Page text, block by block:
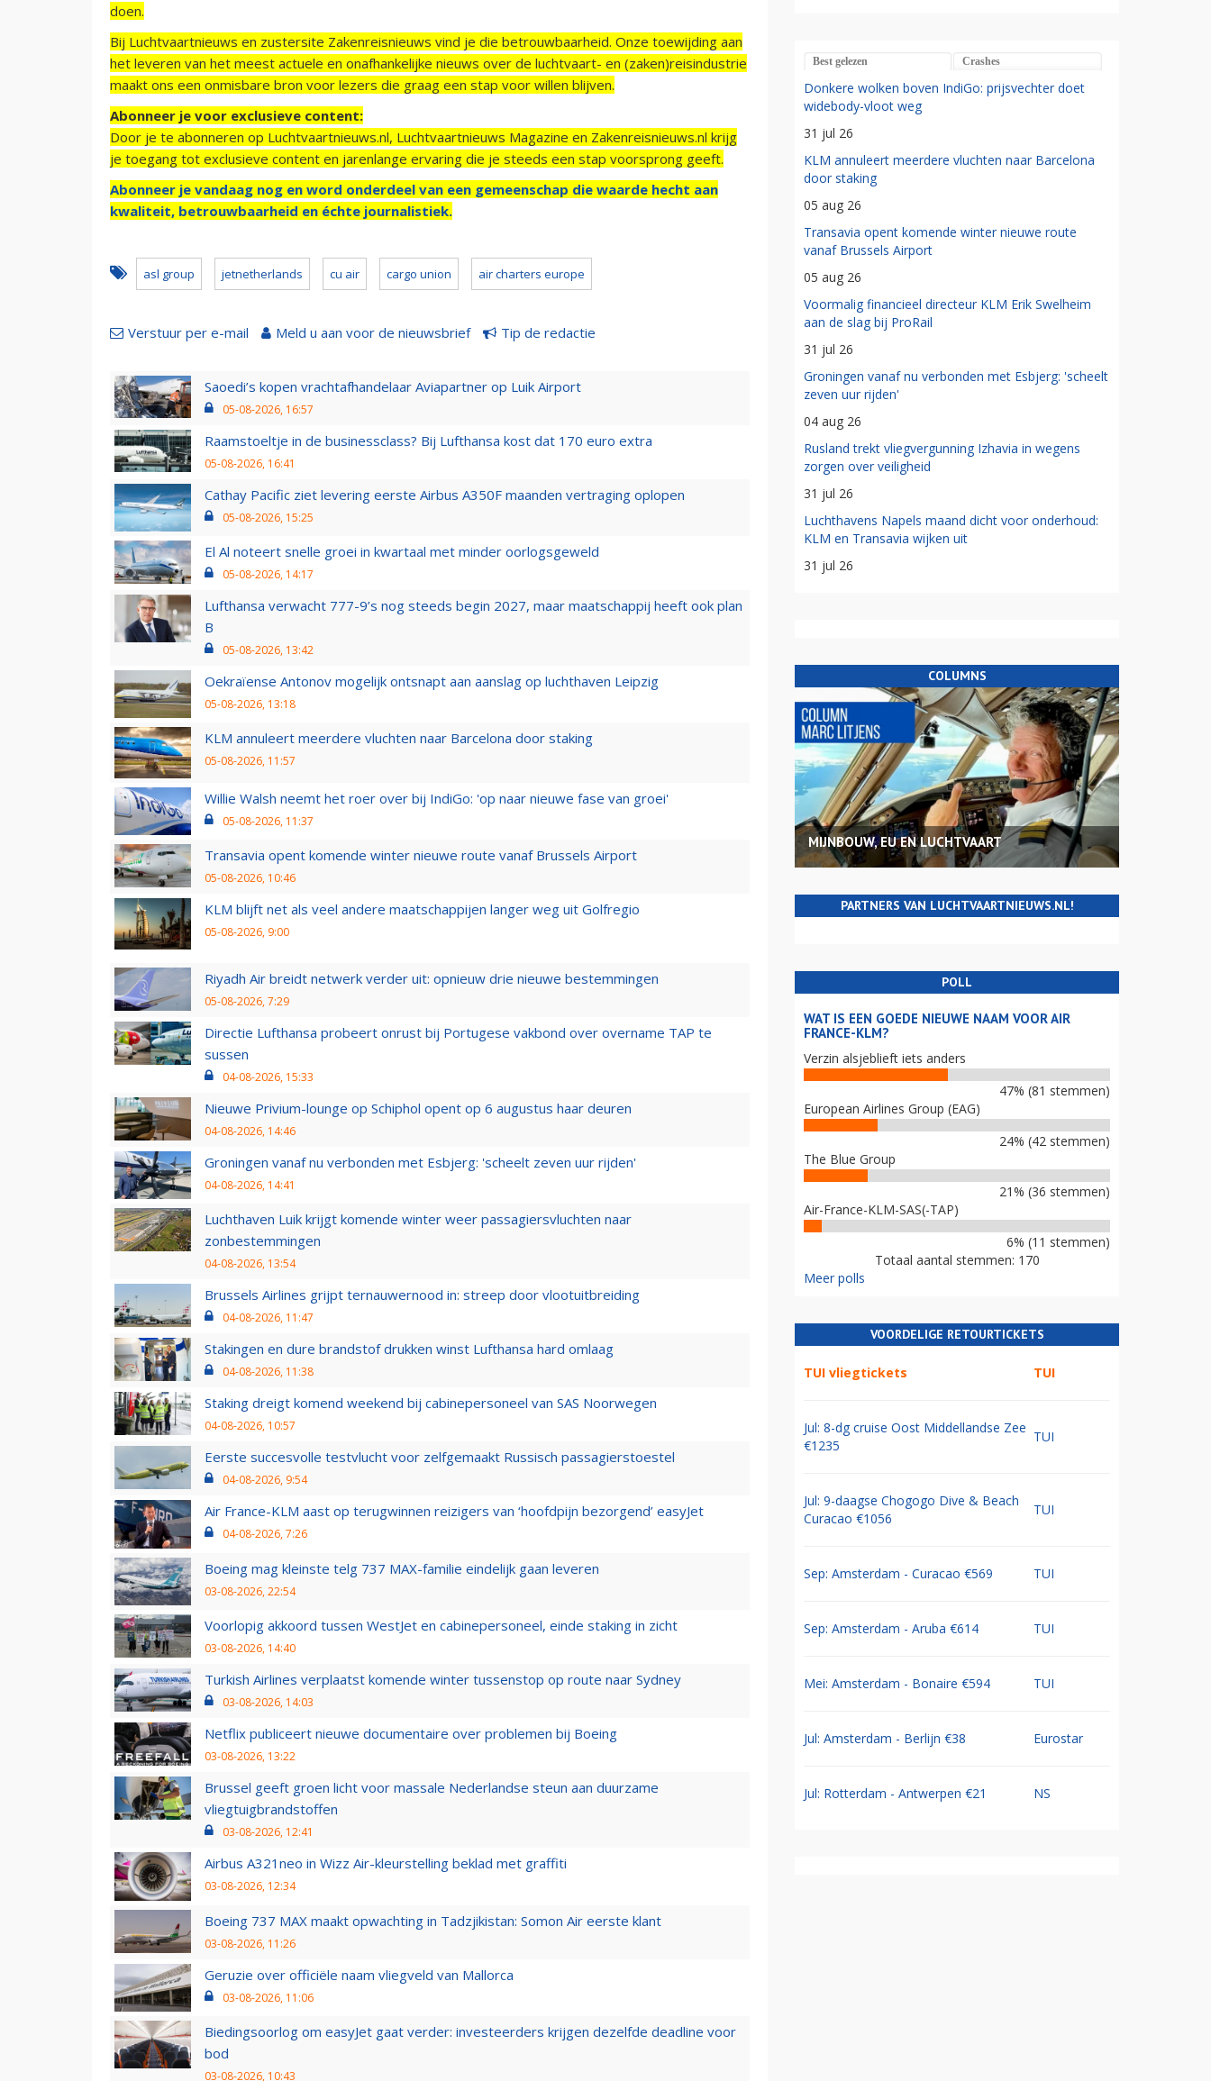
doen.
Bij Luchtvaartnieuws en zustersite Zakenreisnieuws vind je die betrouwbaarheid. Onze toewijding aan
het leveren van het meest actuele en onafhankelijke nieuws over de luchtvaart- en (zaken)reisindustrie
maakt ons een onmisbare bron voor lezers die graag een stap voor willen blijven.
Abonneer je voor exclusieve content:
Door je te abonneren op Luchtvaartnieuws.nl, Luchtvaartnieuws Magazine en Zakenreisnieuws.nl krijg
je toegang tot exclusieve content en jarenlange ervaring die je steeds een stap voorsprong geeft.
Abonneer je vandaag nog en word onderdeel van een gemeenschap die waarde hecht aan
kwaliteit, betrouwbaarheid en échte journalistiek.
asl group jetnetherlands cu air cargo union air charters europe
Verstuur per e-mail Meld u aan voor de nieuwsbrief Tip de redactie
Saoedi’s kopen vrachtafhandelaar Aviapartner op Luik Airport
05-08-2026, 16:57
Raamstoeltje in de businessclass? Bij Lufthansa kost dat 170 euro extra
05-08-2026, 16:41
Cathay Pacific ziet levering eerste Airbus A350F maanden vertraging oplopen
05-08-2026, 15:25
El Al noteert snelle groei in kwartaal met minder oorlogsgeweld
05-08-2026, 14:17
Lufthansa verwacht 777-9’s nog steeds begin 2027, maar maatschappij heeft ook plan
B
05-08-2026, 13:42
Oekraïense Antonov mogelijk ontsnapt aan aanslag op luchthaven Leipzig
05-08-2026, 13:18
KLM annuleert meerdere vluchten naar Barcelona door staking
05-08-2026, 11:57
Willie Walsh neemt het roer over bij IndiGo: 'op naar nieuwe fase van groei'
05-08-2026, 11:37
Transavia opent komende winter nieuwe route vanaf Brussels Airport
05-08-2026, 10:46
KLM blijft net als veel andere maatschappijen langer weg uit Golfregio
05-08-2026, 9:00
Riyadh Air breidt netwerk verder uit: opnieuw drie nieuwe bestemmingen
05-08-2026, 7:29
Directie Lufthansa probeert onrust bij Portugese vakbond over overname TAP te
sussen
04-08-2026, 15:33
Nieuwe Privium-lounge op Schiphol opent op 6 augustus haar deuren
04-08-2026, 14:46
Groningen vanaf nu verbonden met Esbjerg: 'scheelt zeven uur rijden'
04-08-2026, 14:41
Luchthaven Luik krijgt komende winter weer passagiersvluchten naar
zonbestemmingen
04-08-2026, 13:54
Brussels Airlines grijpt ternauwernood in: streep door vlootuitbreiding
04-08-2026, 11:47
Stakingen en dure brandstof drukken winst Lufthansa hard omlaag
04-08-2026, 11:38
Staking dreigt komend weekend bij cabinepersoneel van SAS Noorwegen
04-08-2026, 10:57
Eerste succesvolle testvlucht voor zelfgemaakt Russisch passagierstoestel
04-08-2026, 9:54
Air France-KLM aast op terugwinnen reizigers van ‘hoofdpijn bezorgend’ easyJet
04-08-2026, 7:26
Boeing mag kleinste telg 737 MAX-familie eindelijk gaan leveren
03-08-2026, 22:54
Voorlopig akkoord tussen WestJet en cabinepersoneel, einde staking in zicht
03-08-2026, 14:40
Turkish Airlines verplaatst komende winter tussenstop op route naar Sydney
03-08-2026, 14:03
Netflix publiceert nieuwe documentaire over problemen bij Boeing
03-08-2026, 13:22
Brussel geeft groen licht voor massale Nederlandse steun aan duurzame
vliegtuigbrandstoffen
03-08-2026, 12:41
Airbus A321neo in Wizz Air-kleurstelling beklad met graffiti
03-08-2026, 12:34
Boeing 737 MAX maakt opwachting in Tadzjikistan: Somon Air eerste klant
03-08-2026, 11:26
Geruzie over officiële naam vliegveld van Mallorca
03-08-2026, 11:06
Biedingsoorlog om easyJet gaat verder: investeerders krijgen dezelfde deadline voor
bod
03-08-2026, 10:43
Best gelezen Crashes
Donkere wolken boven IndiGo: prijsvechter doet
widebody-vloot weg
31 jul 26
KLM annuleert meerdere vluchten naar Barcelona
door staking
05 aug 26
Transavia opent komende winter nieuwe route
vanaf Brussels Airport
05 aug 26
Voormalig financieel directeur KLM Erik Swelheim
aan de slag bij ProRail
31 jul 26
Groningen vanaf nu verbonden met Esbjerg: 'scheelt
zeven uur rijden'
04 aug 26
Rusland trekt vliegvergunning Izhavia in wegens
zorgen over veiligheid
31 jul 26
Luchthavens Napels maand dicht voor onderhoud:
KLM en Transavia wijken uit
31 jul 26
COLUMNS
MIJNBOUW, EU EN LUCHTVAART
PARTNERS VAN LUCHTVAARTNIEUWS.NL!
POLL
WAT IS EEN GOEDE NIEUWE NAAM VOOR AIR
FRANCE-KLM?
Verzin alsjeblieft iets anders
47% (81 stemmen)
European Airlines Group (EAG)
24% (42 stemmen)
The Blue Group
21% (36 stemmen)
Air-France-KLM-SAS(-TAP)
6% (11 stemmen)
Totaal aantal stemmen: 170
Meer polls
VOORDELIGE RETOURTICKETS
TUI vliegtickets TUI
Jul: 8-dg cruise Oost Middellandse Zee
€1235
TUI
Jul: 9-daagse Chogogo Dive & Beach
Curacao €1056
TUI
Sep: Amsterdam - Curacao €569 TUI
Sep: Amsterdam - Aruba €614 TUI
Mei: Amsterdam - Bonaire €594 TUI
Jul: Amsterdam - Berlijn €38 Eurostar
Jul: Rotterdam - Antwerpen €21 NS